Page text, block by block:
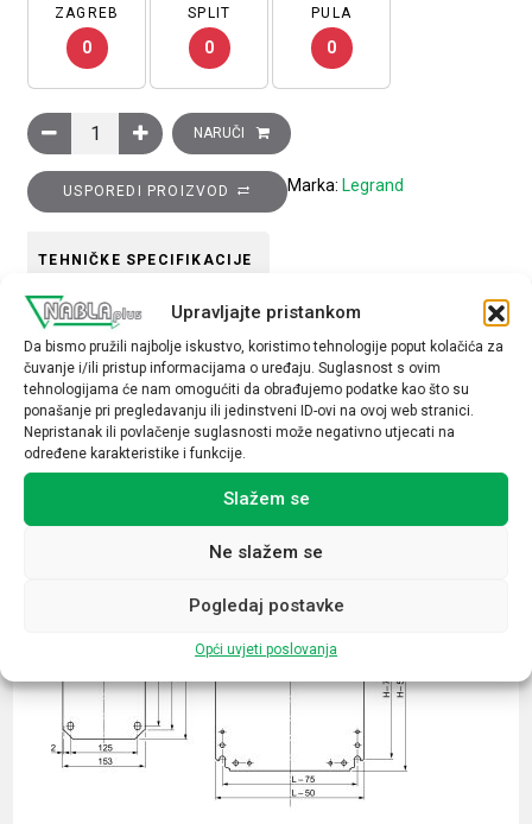
Upravljajte pristankom
Da bismo pružili najbolje iskustvo, koristimo tehnologije poput kolačića za
čuvanje i/ili pristup informacijama o uređaju. Suglasnost s ovim
tehnologijama će nam omogućiti da obrađujemo podatke kao što su
ponašanje pri pregledavanju ili jedinstveni ID-ovi na ovoj web stranici.
Nepristanak ili povlačenje suglasnosti može negativno utjecati na
određene karakteristike i funkcije.
Slažem se
Ne slažem se
Pogledaj postavke
Opći uvjeti poslovanja
ZAGREB
0
SPLIT
0
PULA
0
Stražnje 19 šine 9U količina
NARUČI
USPOREDI PROIZVOD Marka: Legrand
TEHNIČKE SPECIFIKACIJE
Povezani proizvodi